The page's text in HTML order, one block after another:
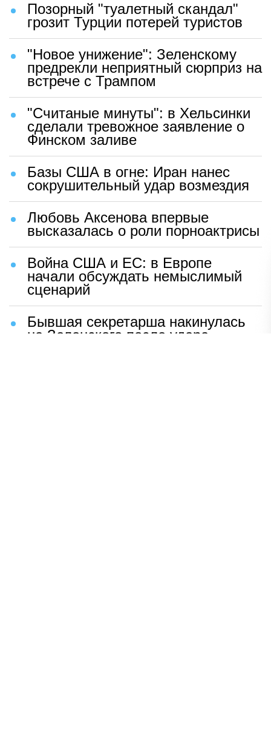
Позорный "туалетный скандал"
грозит Турции потерей туристов
"Новое унижение": Зеленскому
предрекли неприятный сюрприз на
встрече с Трампом
"Считаные минуты": в Хельсинки
сделали тревожное заявление о
Финском заливе
Базы США в огне: Иран нанес
сокрушительный удар возмездия
Любовь Аксенова впервые
высказалась о роли порноактрисы
Война США и ЕС: в Европе
начали обсуждать немыслимый
сценарий
Бывшая секретарша накинулась
на Зеленского после удара